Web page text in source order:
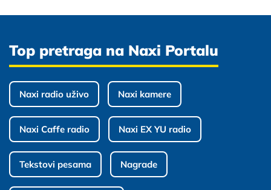
Top pretraga na Naxi Portalu
Naxi radio uživo Naxi kamere
Naxi Caffe radio Naxi EX YU radio
Tekstovi pesama Nagrade